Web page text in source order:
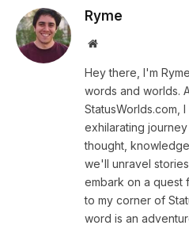
Ryme
Website
Hey there, I'm
words and worlds.
StatusWorlds.com,
exhilarating
thought,
we'll unravel
embark on a quest
to my corner of
word is an